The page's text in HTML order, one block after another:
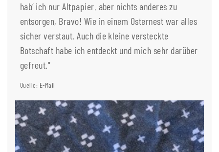
hab‘ ich nur Altpapier, aber nichts anderes zu
entsorgen, Bravo! Wie in einem Osternest war alles
sicher verstaut. Auch die kleine versteckte
Botschaft habe ich entdeckt und mich sehr darüber
gefreut."
Quelle: E-Mail